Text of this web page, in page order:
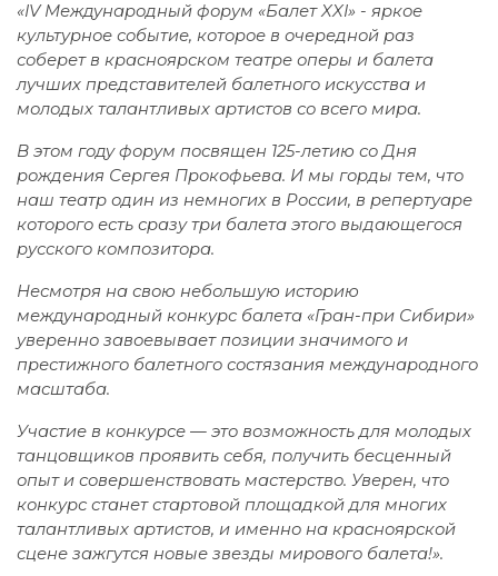
«IV Международный форум «Балет XXI» - яркое
культурное событие, которое в очередной раз
соберет в красноярском театре оперы и балета
лучших представителей балетного искусства и
молодых талантливых артистов со всего мира.
В этом году форум посвящен 125-летию со Дня
рождения Сергея Прокофьева. И мы горды тем, что
наш театр один из немногих в России, в репертуаре
которого есть сразу три балета этого выдающегося
русского композитора.
Несмотря на свою небольшую историю
международный конкурс балета «Гран-при Сибири»
уверенно завоевывает позиции значимого и
престижного балетного состязания международного
масштаба.
Участие в конкурсе — это возможность для молодых
танцовщиков проявить себя, получить бесценный
опыт и совершенствовать мастерство. Уверен, что
конкурс станет стартовой площадкой для многих
талантливых артистов, и именно на красноярской
сцене зажгутся новые звезды мирового балета!».